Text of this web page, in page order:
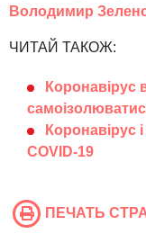
Володимир
ЧИТАЙ ТАКОЖ:
Коронавірус
Коронавірус
COVID-19
ПЕЧАТЬ